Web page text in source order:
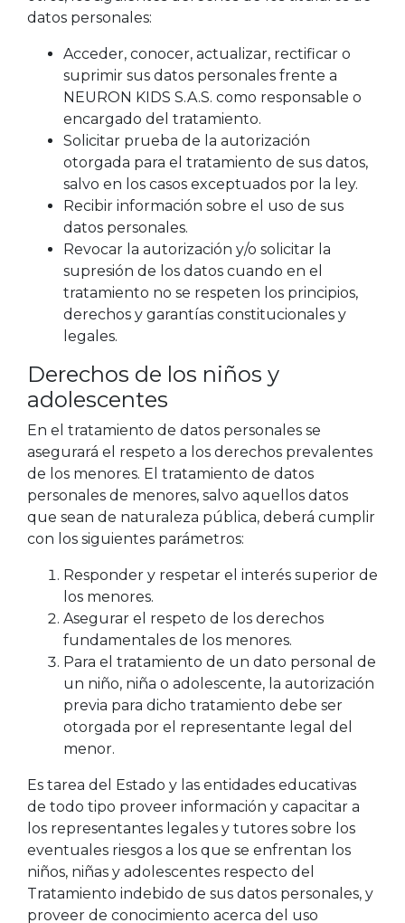
datos personales:
Acceder, conocer, actualizar, rectificar o
suprimir sus datos personales frente a
NEURON KIDS S.A.S. como responsable o
encargado del tratamiento.
Solicitar prueba de la autorización
otorgada para el tratamiento de sus datos,
salvo en los casos exceptuados por la ley.
Recibir información sobre el uso de sus
datos personales.
Revocar la autorización y/o solicitar la
supresión de los datos cuando en el
tratamiento no se respeten los principios,
derechos y garantías constitucionales y
legales.
Derechos de los niños y
adolescentes
En el tratamiento de datos personales se
asegurará el respeto a los derechos prevalentes
de los menores. El tratamiento de datos
personales de menores, salvo aquellos datos
que sean de naturaleza pública, deberá cumplir
con los siguientes parámetros:
Responder y respetar el interés superior de
los menores.
Asegurar el respeto de los derechos
fundamentales de los menores.
Para el tratamiento de un dato personal de
un niño, niña o adolescente, la autorización
previa para dicho tratamiento debe ser
otorgada por el representante legal del
menor.
Es tarea del Estado y las entidades educativas
de todo tipo proveer información y capacitar a
los representantes legales y tutores sobre los
eventuales riesgos a los que se enfrentan los
niños, niñas y adolescentes respecto del
Tratamiento indebido de sus datos personales, y
proveer de conocimiento acerca del uso